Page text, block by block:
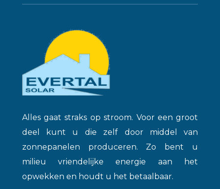
Alles gaat straks op stroom. Voor een groot
deel kunt u die zelf door middel van
zonnepanelen produceren. Zo bent u
milieu vriendelijke energie aan het
opwekken en houdt u het betaalbaar.